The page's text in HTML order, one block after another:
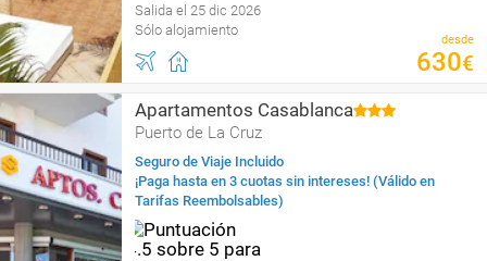
Salida el 25 dic 2026
Sólo alojamiento
desde
630€
Apartamentos Casablanca
Puerto de La Cruz
Seguro de Viaje Incluido
¡Paga hasta en 3 cuotas sin intereses! (Válido en
Tarifas Reembolsables)